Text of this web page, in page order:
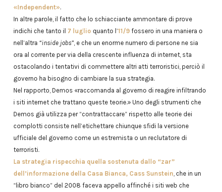
«Independent».
In altre parole, il fatto che lo schiacciante ammontare di prove
indichi che tanto il 7 luglio quanto l’11/9fossero in una maniera o
nell’altra “inside jobs”, e che un enorme numero di persone ne sia
ora al corrente per via della crescente influenza di internet, sta
ostacolando i tentativi di commettere altri atti terroristici, perciò il
governo ha bisogno di cambiare la sua strategia.
Nel rapporto, Demos «raccomanda al governo di reagire infiltrando
i siti internet che trattano queste teorie.» Uno degli strumenti che
Demos già utilizza per “contrattaccare” rispetto alle teorie dei
complotti consiste nell’etichettare chiunque sfidi la versione
ufficiale del governo come un estremista o un reclutatore di
terroristi.
La strategia rispecchia quella sostenuta dallo “zar”
dell’informazione della Casa Bianca, Cass Sunstein, che in un
“libro bianco” del 2008 faceva appello affinché i siti web che